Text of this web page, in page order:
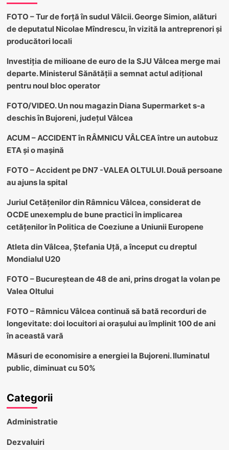
FOTO – Tur de forță în sudul Vâlcii. George Simion, alături
de deputatul Nicolae Mîndrescu, în vizită la antreprenori și
producători locali
Investiția de milioane de euro de la SJU Vâlcea merge mai
departe. Ministerul Sănătății a semnat actul adițional
pentru noul bloc operator
FOTO/VIDEO. Un nou magazin Diana Supermarket s-a
deschis în Bujoreni, județul Vâlcea
ACUM – ACCIDENT în RÂMNICU VÂLCEA între un autobuz
ETA și o mașină
FOTO – Accident pe DN7 -VALEA OLTULUI. Două persoane
au ajuns la spital
Juriul Cetățenilor din Râmnicu Vâlcea, considerat de
OCDE unexemplu de bune practici în implicarea
cetățenilor în Politica de Coeziune a Uniunii Europene
Atleta din Vâlcea, Ștefania Uță, a început cu dreptul
Mondialul U20
FOTO – Bucureștean de 48 de ani, prins drogat la volan pe
Valea Oltului
FOTO – Râmnicu Vâlcea continuă să bată recorduri de
longevitate: doi locuitori ai orașului au împlinit 100 de ani
în această vară
Măsuri de economisire a energiei la Bujoreni. Iluminatul
public, diminuat cu 50%
Categorii
Administratie
Dezvaluiri